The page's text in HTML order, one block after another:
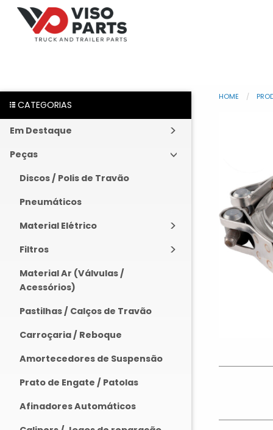
CATEGORIAS
Em Destaque
Peças
Discos / Polis de Travão
Pneumáticos
Material Elétrico
Filtros
Material Ar (Válvulas /
Acessórios)
Pastilhas / Calços de Travão
Carroçaria / Reboque
Amortecedores de Suspensão
Prato de Engate / Patolas
Afinadores Automáticos
HOME